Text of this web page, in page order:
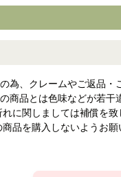
為、クレームやご返品
商品とは色味などが若
に関しましては補償を
品を購入しないようお願